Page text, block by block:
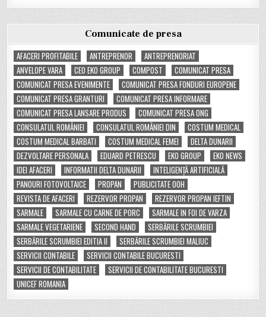
Comunicate de presa
AFACERI PROFITABILE
ANTREPRENOR
ANTREPRENORIAT
ANVELOPE VARA
CEO EKO GROUP COMPOST
COMUNICAT PRESA
COMUNICAT PRESA EVENIMENTE
COMUNICAT PRESA FONDURI EUROPENE
COMUNICAT PRESA GRANTURI
COMUNICAT PRESA INFORMARE
COMUNICAT PRESA LANSARE PRODUS
COMUNICAT PRESA ONG
CONSULATUL ROMÂNIEI
CONSULATUL ROMÂNIEI DIN
COSTUM MEDICAL
COSTUM MEDICAL BARBATI
COSTUM MEDICAL FEMEI
DELTA DUNARII
DEZVOLTARE PERSONALA
EDUARD PETRESCU EKO GROUP
EKO NEWS
IDEI AFACERI
INFORMATII DELTA DUNARII
INTELIGENȚĂ ARTIFICIALĂ
PANOURI FOTOVOLTAICE
PROPAN
PUBLICITATE OOH
REVISTA DE AFACERI
REZERVOR PROPAN
REZERVOR PROPAN IEFTIN
SARMALE
SARMALE CU CARNE DE PORC
SARMALE IN FOI DE VARZA
SARMALE VEGETARIENE
SECOND HAND
SERBĂRILE SCRUMBIEI
SERBĂRILE SCRUMBIEI EDITIA II
SERBĂRILE SCRUMBIEI MALIUC
SERVICII CONTABILE
SERVICII CONTABILE BUCURESTI
SERVICII DE CONTABILITATE
SERVICII DE CONTABILITATE BUCURESTI
UNICEF ROMANIA